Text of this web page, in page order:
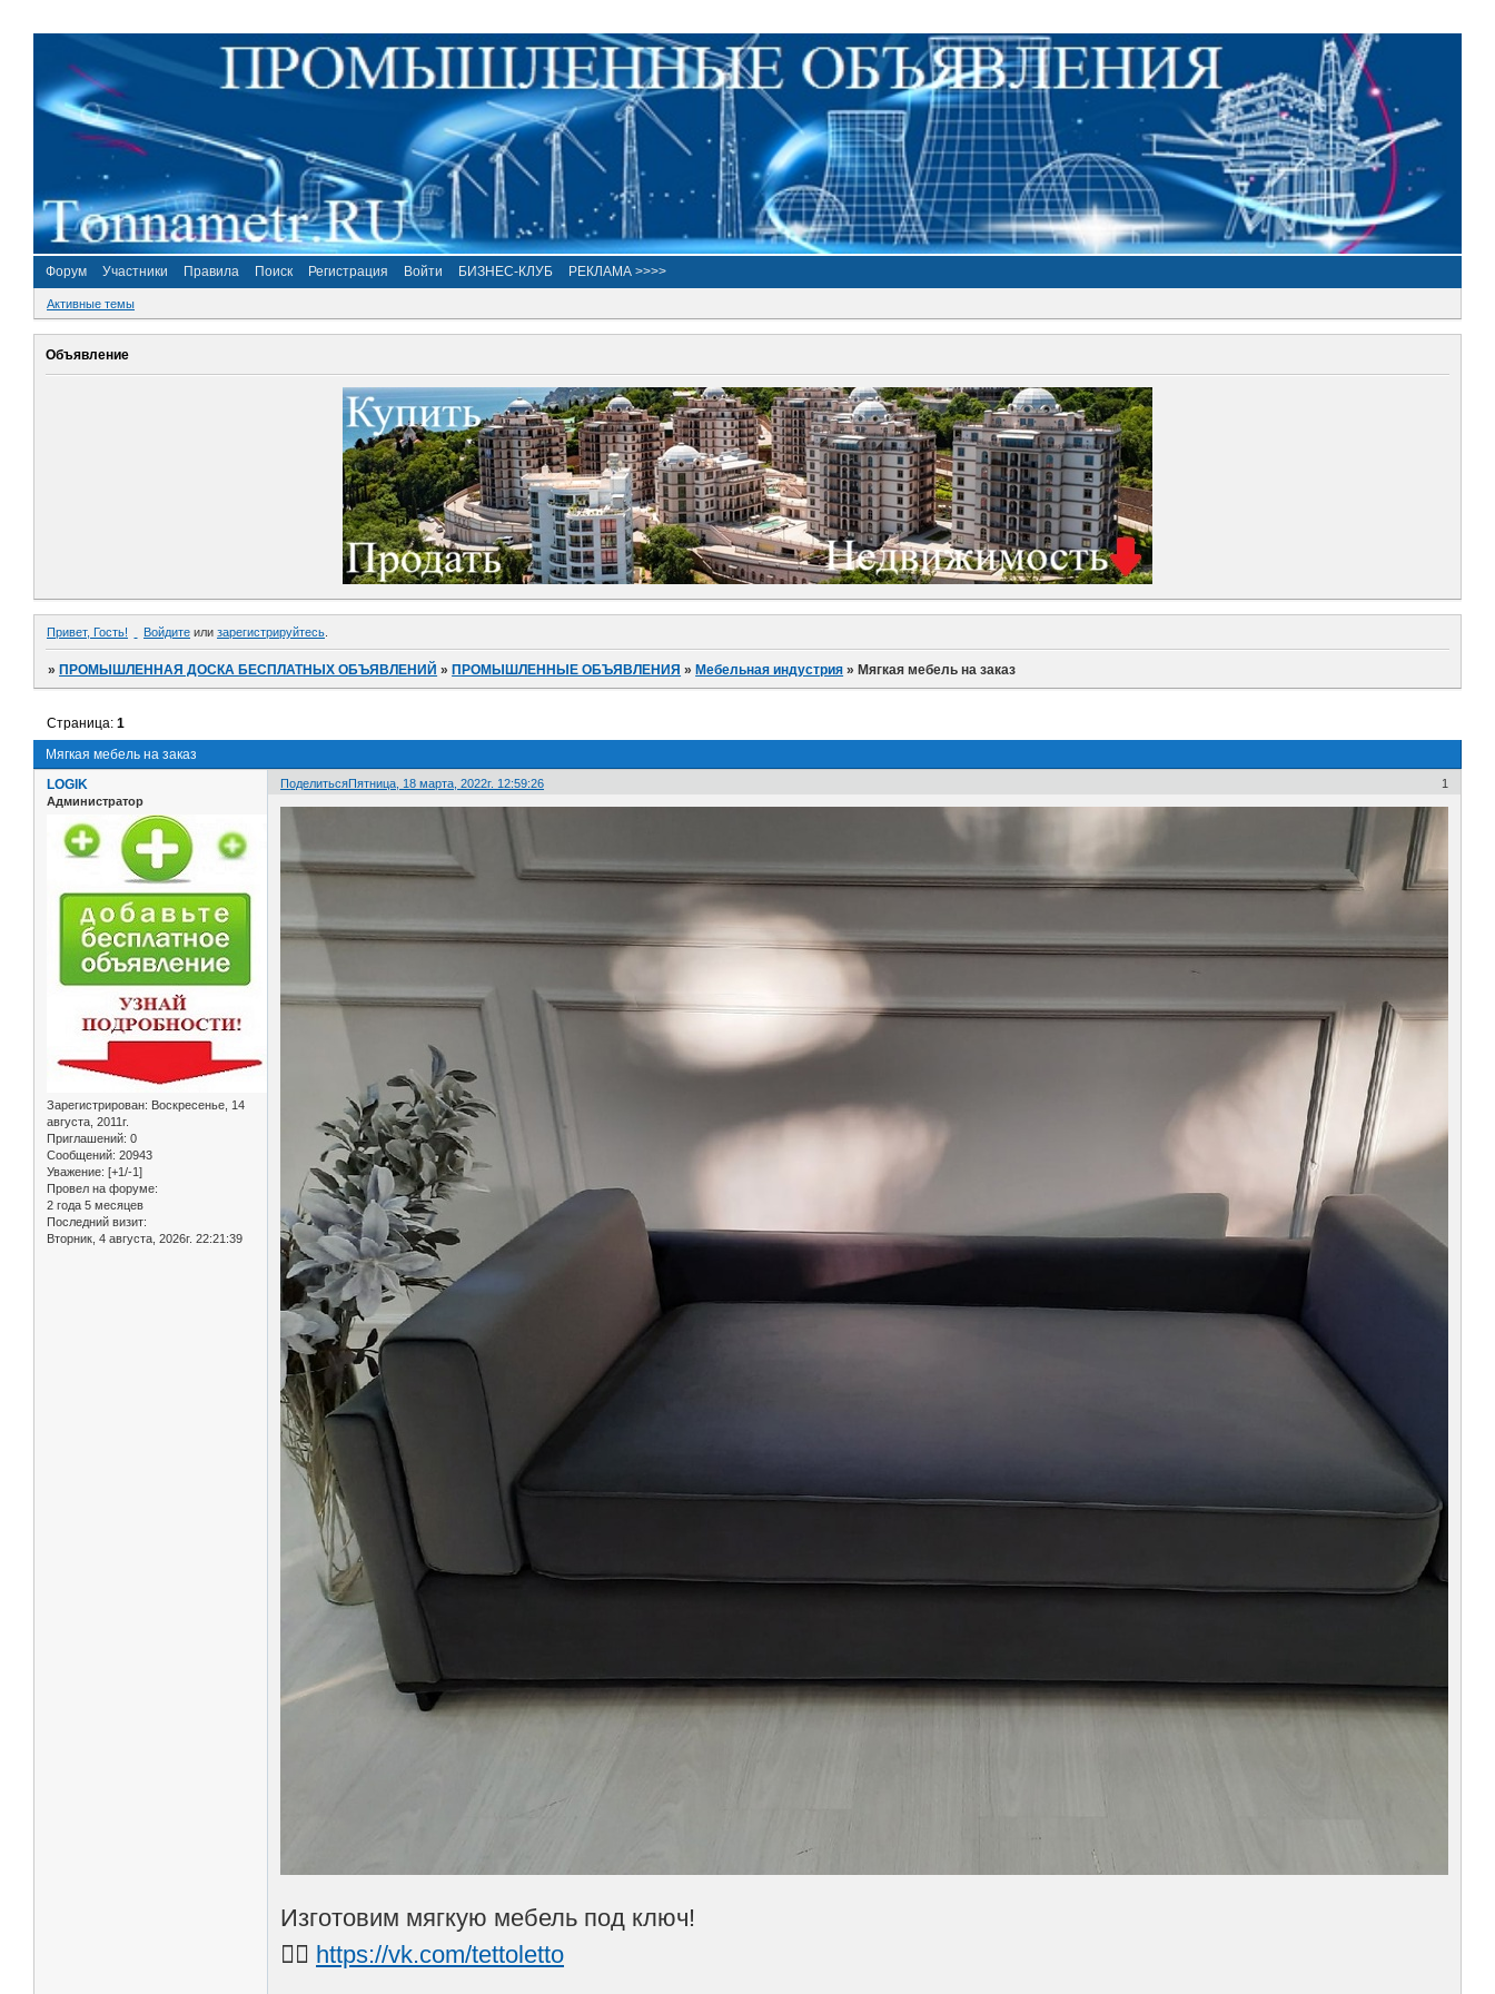
Форум Участники Правила Поиск Регистрация Войти БИЗНЕС-КЛУБ РЕКЛАМА >>>>
Активные темы
Объявление
Привет, Гость! Войдите или зарегистрируйтесь
»ПРОМЫШЛЕННАЯ ДОСКА БЕСПЛАТНЫХ ОБЪЯВЛЕНИЙ »ПРОМЫШЛЕННЫЕ ОБЪЯВЛЕНИЯ »Мебельная индустрия »Мягкая мебель на заказ
Мягкая мебель на заказ
Страница:1
Поделиться 1
Пятница, 18 марта, 2022г. 12:59:26
LOGIK
Администратор
Зарегистрирован: Воскресенье, 14
августа, 2011г.
Приглашений: 0
Сообщений: 20943
Уважение: [+1/-1]
Провел на форуме:
2 года 5 месяцев
Последний визит:
Вторник, 4 августа, 2026г. 22:21:39
Изготовим мягкую мебель под ключ!
👉🏻 https://vk.com/tettoletto